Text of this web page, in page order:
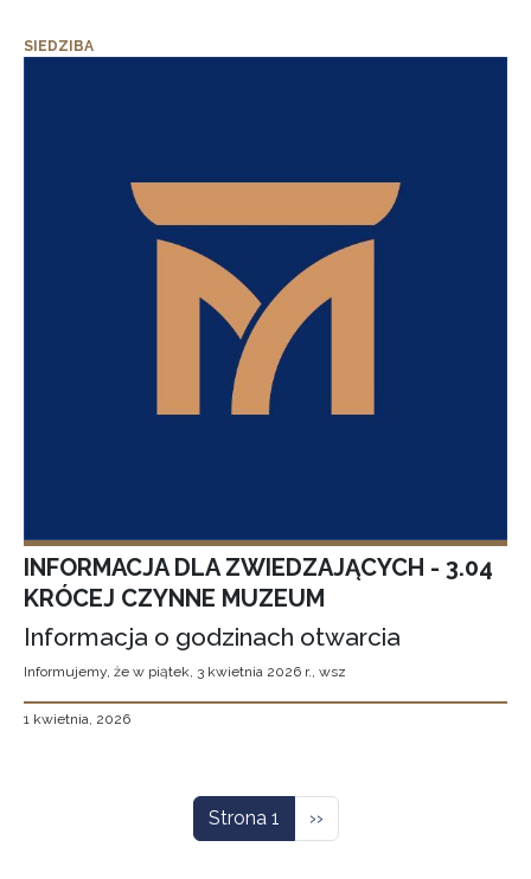
SIEDZIBA
INFORMACJA DLA ZWIEDZAJĄCYCH - 3.04
KRÓCEJ CZYNNE MUZEUM
Informacja o godzinach otwarcia
Informujemy, że w piątek, 3 kwietnia 2026 r., wsz
1 kwietnia, 2026
Strona 1 Następna strona
››